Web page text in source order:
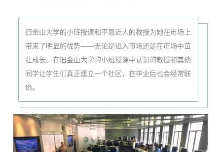
旧金山大学的小班授课和平易近人的教授为她在市场上
带来了明显的优势——无论是进入市场还是在市场中茁
壮成长。在旧金山大学的小班授课中认识的教授和其他
同学让学生们真正建立一个社区，在毕业后也会经常联
络。